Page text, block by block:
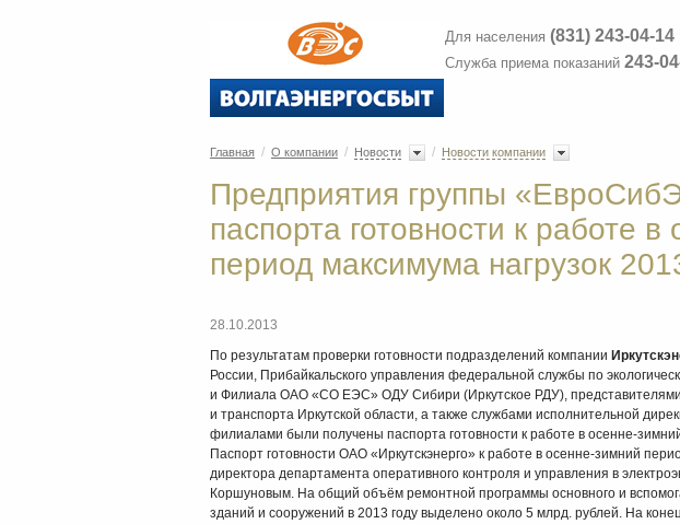
Для населения (831) 243-04-14
Служба приема показаний 243-
Главная / О компании / Новости / Новости компании
Предприятия группы
паспорта готовности к работе в
период максимума нагрузок
28.10.2013
По результатам проверки готовности подразделений компании
России, Прибайкальского управления федеральной службы по
и Филиала ОАО «СО ЕЭС» ОДУ Сибири (Иркутское РДУ), представителями
и транспорта Иркутской области, а также службами исполнительной
филиалами были получены паспорта готовности к работе в осенне-
Паспорт готовности ОАО «Иркутскэнерго» к работе в осенне-зимний
директора департамента оперативного контроля и управления в
Коршуновым. На общий объём ремонтной программы основного и
зданий и сооружений в 2013 году выделено около 5 млрд. рублей. На